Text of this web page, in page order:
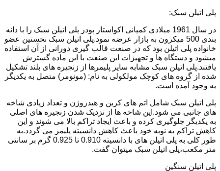
پلی اتیلن سبک:
در سال 1961 میلادی کمپانی اکواستار پودر پلی اتیلن سبک را با دانه
بندی 500 میکرون به بازار عرضه نمود.پلی اتیلن سبک نخستین عضو
خانواده پلی اتیلن بود که در صنعت قالب گیری دورانی از آن استفاده
میشود و دستگاه ها و تجهیزات این صنعت با این ماده گسترش
یافتند.پلی اتیلن سبک مشابه سایر پلیمرها از زنجیره های بلند تشکیل
شده از گروه های کوچک مولکولی به نام: (مونومر) متصل به یکدیگر
به وجود آمده است.
پلی اتیلن سبک شامل اتم های کربن و هیدروژن و تعداد زیادی شاخه
های جانبی می شود.این شاخه ها از نزدیک شدن زنجیره های اصلی
به یکدیگر جلوگیری کرده و باعث ایجاد تراکم بالا می شوند و این
کاهش تراکم به نوبه خود باعث کاهش دانسیته پلیمر می گردد.به
طور کلی به پلی اتیلن های با دانسیته 0.910 تا 0.925 گرم بر سانتی
متر مکعب،پلی اتیلن سبک میتوان گفت.
پلی اتیلن سنگین